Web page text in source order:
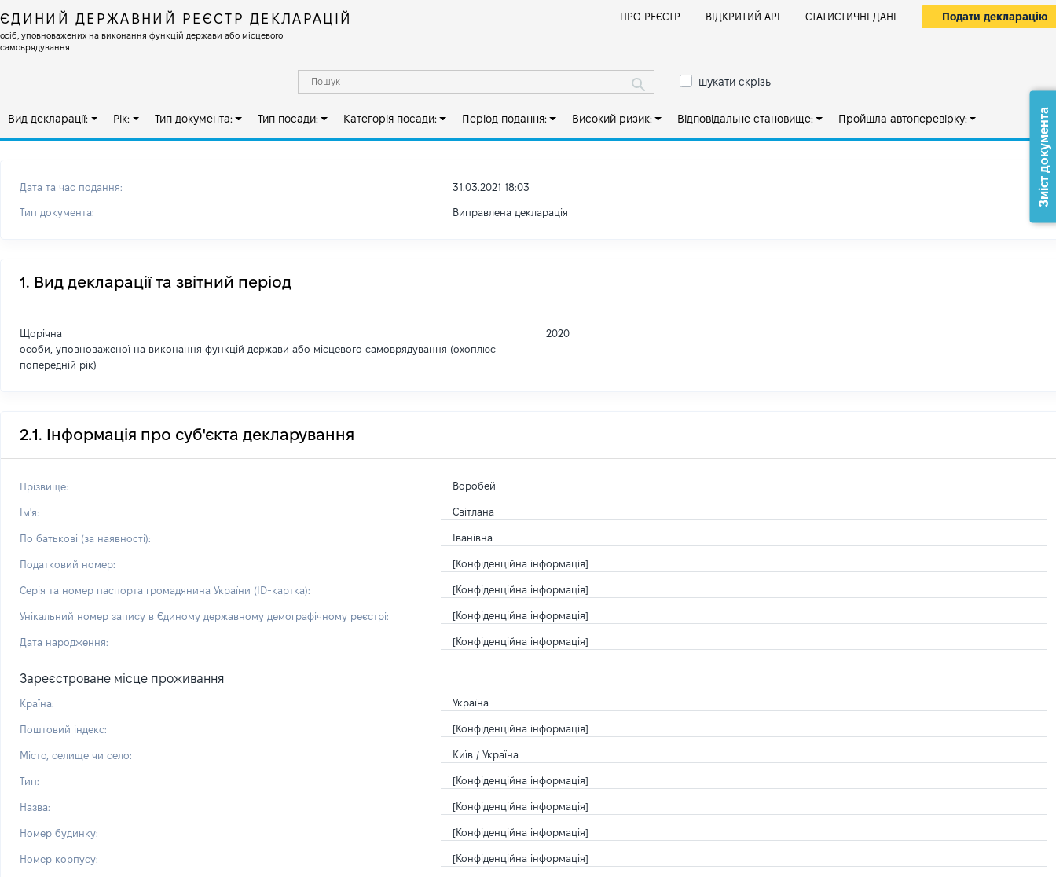
ЄДИНИЙ ДЕРЖАВНИЙ РЕЄСТР ДЕКЛАРАЦІЙ
осіб, уповноважених на виконання функцій держави або місцевого
самоврядування
ПРО РЕЄСТР ВІДКРИТИЙ АРІ СТАТИСТИЧНІ ДАНІ Подати декларацію
шукати скрізь
Вид декларації: Рік: Тип документа: Тип посади: Категорія посади: Період подання: Високий ризик: Відповідальне становище: Пройшла автоперевірку:
Дата та час подання: 31.03.2021 18:03
Тип документа: Виправлена декларація
1. Вид декларації та звітний період
Щорічна
особи, уповноваженої на виконання функцій держави або місцевого самоврядування (охоплює
попередній рік)
2020
2.1. Інформація про суб'єкта декларування
Прізвище: Воробей
Ім'я: Світлана
По батькові (за наявності): Іванівна
Податковий номер: [Конфіденційна інформація]
Серія та номер паспорта громадянина України (ID-картка): [Конфіденційна інформація]
Унікальний номер запису в Єдиному державному демографічному реєстрі: [Конфіденційна інформація]
Дата народження: [Конфіденційна інформація]
Зареєстроване місце проживання
Країна: Україна
Поштовий індекс: [Конфіденційна інформація]
Місто, селище чи село: Київ / Україна
Тип: [Конфіденційна інформація]
Назва: [Конфіденційна інформація]
Номер будинку: [Конфіденційна інформація]
Номер корпусу: [Конфіденційна інформація]
Зміст документа